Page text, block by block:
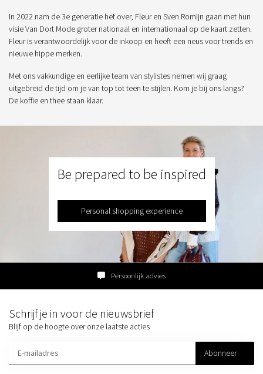
In 2022 nam de 3e generatie het over, Fleur en Sven Romijn gaan met hun
visie Van Dort Mode groter nationaal en internationaal op de kaart zetten.
Fleur is verantwoordelijk voor de inkoop en heeft een neus voor trends en
nieuwe hippe merken.
Met ons vakkundige en eerlijke team van stylistes nemen wij graag
uitgebreid de tijd om je van top tot teen te stijlen. Kom je bij ons langs?
De koffie en thee staan klaar.
Be prepared to be inspired
Personal shopping experience
Persoonlijk advies
Schrijf je in voor de nieuwsbrief
Blijf op de hoogte over onze laatste acties
Abonneer